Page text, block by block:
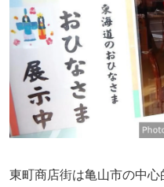
東町商店街は亀山市の中